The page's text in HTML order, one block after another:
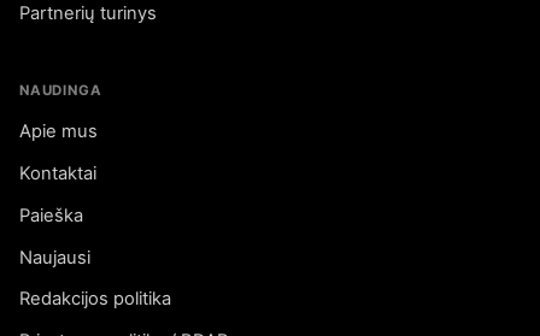
Partnerių turinys
NAUDINGA
Apie mus
Kontaktai
Paieška
Naujausi
Redakcijos politika